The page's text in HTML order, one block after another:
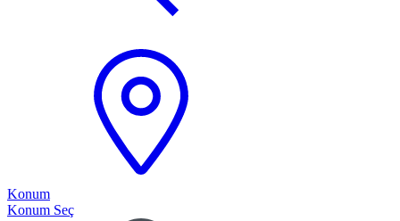
Konum
Konum Seç